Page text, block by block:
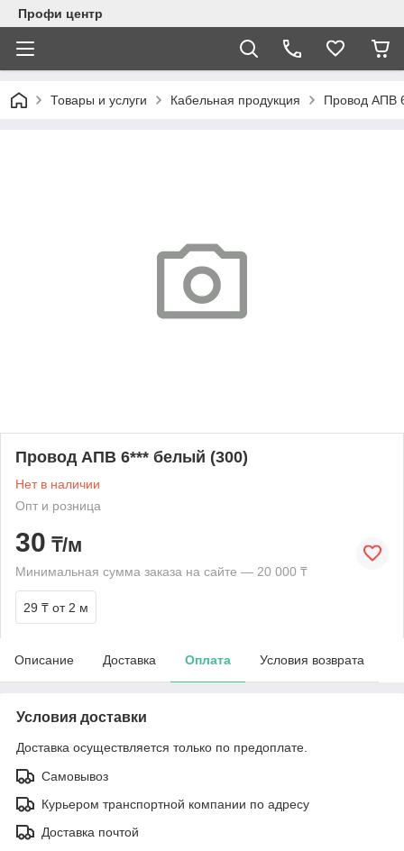
Профи центр
Товары и услуги Кабельная продукция Провод АПВ
Провод АПВ 6*** белый (300)
Нет в наличии
Опт и розница
30 ₸/м
Минимальная сумма заказа на сайте — 20 000 ₸
29 ₸ от 2 м
Описание Доставка Оплата Условия возврата
Условия доставки
Доставка осуществляется только по предоплате.
Самовывоз
Курьером транспортной компании по адресу
Доставка почтой